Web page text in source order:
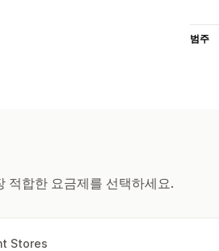
범주
적합한 요금제를 선택하세요.
Stores